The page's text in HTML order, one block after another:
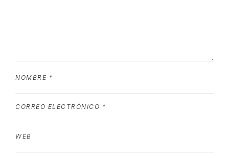
NOMBRE *
CORREO ELECTRÓNICO *
WEB